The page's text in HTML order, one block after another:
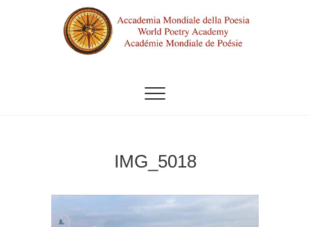
POESIA
IMG_5018